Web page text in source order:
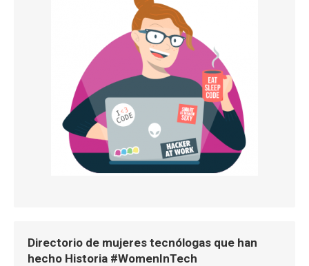
Directorio de mujeres tecnólogas que han
hecho Historia #WomenInTech